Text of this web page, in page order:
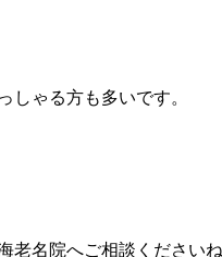
しゃる方も多いです。
名院へご相談くださいね